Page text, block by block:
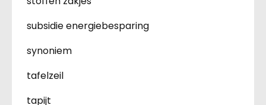
subsidie energiebesparing
synoniem
tafelzeil
tapijt